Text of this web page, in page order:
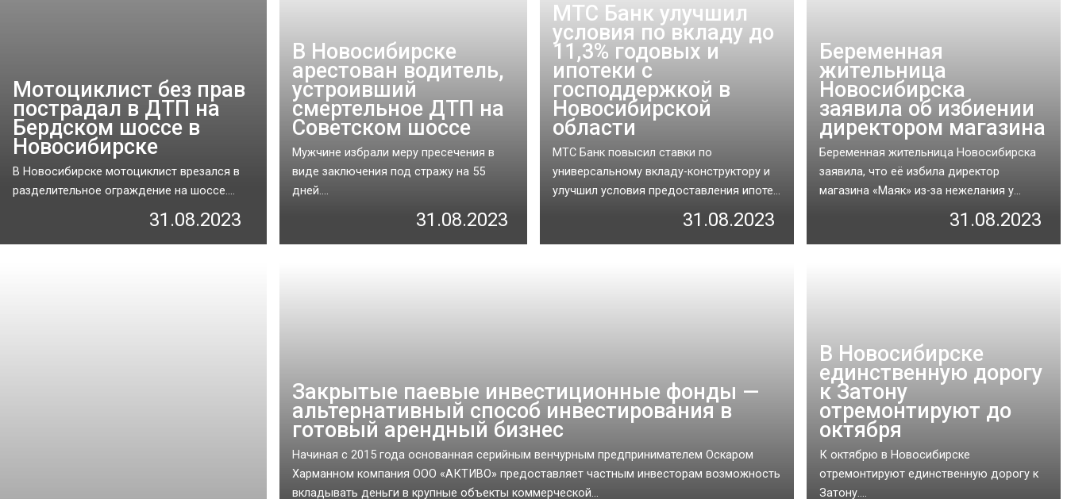
Мотоциклист без прав
пострадал в ДТП на
Бердском шоссе в
Новосибирске
В Новосибирске мотоциклист врезался в
разделительное ограждение на шоссе....
31.08.2023
В Новосибирске
арестован водитель,
устроивший
смертельное ДТП на
Советском шоссе
Мужчине избрали меру пресечения в
виде заключения под стражу на 55
дней....
31.08.2023
МТС Банк улучшил
условия по вкладу до
11,3% годовых и
ипотеки с
господдержкой в
Новосибирской
области
МТС Банк повысил ставки по
универсальному вкладу-конструктору и
улучшил условия предоставления ипоте...
31.08.2023
Беременная
жительница
Новосибирска
заявила об избиении
директором магазина
Беременная жительница Новосибирска
заявила, что её избила директор
магазина «Маяк» из-за нежелания у...
31.08.2023
Закрытые паевые инвестиционные фонды —
альтернативный способ инвестирования в
готовый арендный бизнес
Начиная с 2015 года основанная серийным венчурным предпринимателем Оскаром
Харманном компания ООО «АКТИВО» предоставляет частным инвесторам возможность
вкладывать деньги в крупные объекты коммерческой...
В Новосибирске
единственную дорогу
к Затону
отремонтируют до
октября
К октябрю в Новосибирске
отремонтируют единственную дорогу к
Затону....